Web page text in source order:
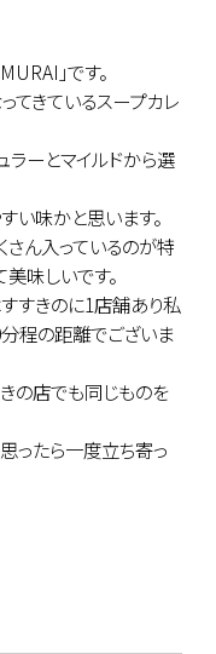
」です。
てきているスープカレ
ーとマイルドから選
い味かと思います。
ん入っているのが特
味しいです。
すきのに1店舗あり私
程の距離でございま
の店でも同じものを
ったら一度立ち寄っ